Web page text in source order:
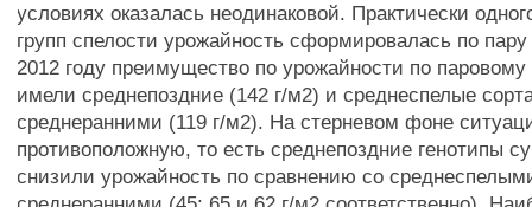
условиях оказалась неодинаковой. Практически
групп спелости урожайность сформировалась по пару
2012 году преимущество по урожайности по
имели среднепоздние (142 г/м2) и среднеспелые
среднеранними (119 г/м2). На стерневом фоне
противоположную, то есть среднепоздние генотипы
снизили урожайность по сравнению со